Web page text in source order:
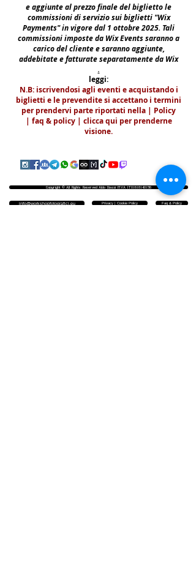
e aggiunte al prezzo finale del biglietto le
commissioni di servizio sui biglietti "Wix
Payments" in vigore dal 1 ottobre 2025. Tali
commissioni imposte da Wix Events saranno a
carico del cliente e saranno aggiunte,
addebitate e fatturate separatamente da Wix
.
leggi:
N.B: iscrivendosi agli eventi e acquistando i
biglietti e le prevendite si accettano i termini
per prendervi parte riportati nella | Policy
| faq & policy | clicca qui per prenderne
visione.
Copyright © All Rights Reserved Aldo Diazzi P.IVA IT01618140196
Faq & Policy
info@workshopfotografici.eu Privacy | Cookie Policy